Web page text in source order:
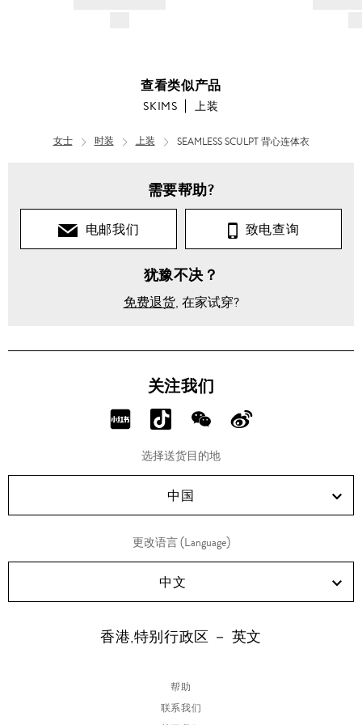
查看类似产品
SKIMS 上装
女士 时装 上装 SEAMLESS SCULPT 背心连体衣
需要帮助?
电邮我们 致电查询
犹豫不决？
免费退货, 在家试穿?
关注我们
分
RED!
分
享
Douyin!
分
享
WeChat!
分
Weibo!
选择送货目的地
中国
更改语言 (Language)
中文
香港,特别行政区 － 英文
帮助
联系我们